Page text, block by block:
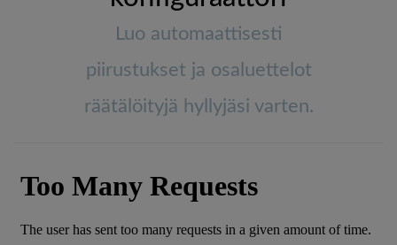
Luo automaattisesti
piirustukset ja osaluettelot
räätälöityjä hyllyjäsi varten.